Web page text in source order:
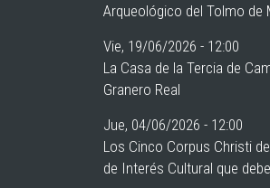
Arqueológico del Tolmo de
Vie, 19/06/2026 - 12:00
La Casa de la Tercia de
Granero Real
Jue, 04/06/2026 - 12:00
Los Cinco Corpus Christi
de Interés Cultural que